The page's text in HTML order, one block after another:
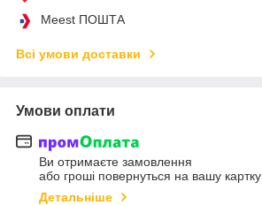
Meest ПОШТА
Всі умови доставки
Умови оплати
Ви отримаєте замовлення
або гроші повернуться на вашу картку
Детальніше